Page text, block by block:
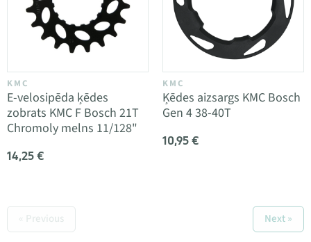
KMC
E-velosipēda ķēdes
zobrats KMC F Bosch 21T
Chromoly melns 11/128"
14,25 €
KMC
Ķēdes aizsargs KMC Bosch
Gen 4 38-40T
10,95 €
« Previous Next »